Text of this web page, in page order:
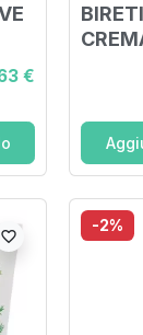
€
favorite_border
-2%